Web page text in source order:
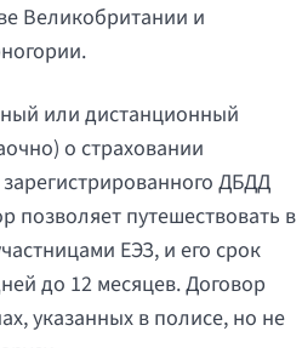
Великобритании и
или дистанционный
о страховании
ДБДД
позволяет путешествовать в
ЕЭЗ, и его срок
до 12 месяцев. Договор
указанных в полисе, но не